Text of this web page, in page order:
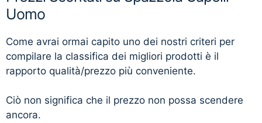
Uomo
Come avrai ormai capito uno dei nostri criteri per
compilare la classifica dei migliori prodotti è il
rapporto qualità/prezzo più conveniente.
Ciò non significa che il prezzo non possa scendere
ancora.